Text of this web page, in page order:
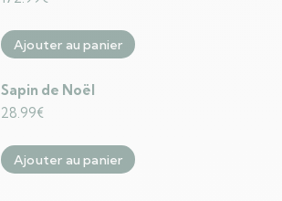
Ajouter au panier
Sapin de Noël
28.99€
Ajouter au panier